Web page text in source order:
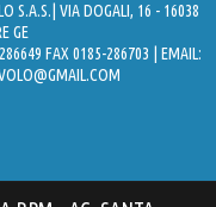
S.A.S.| VIA DOGALI, 16 - 16038
GE
FAX 0185-286703 | EMAIL: